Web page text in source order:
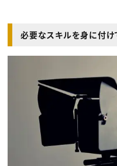
必要なスキルを身に付け